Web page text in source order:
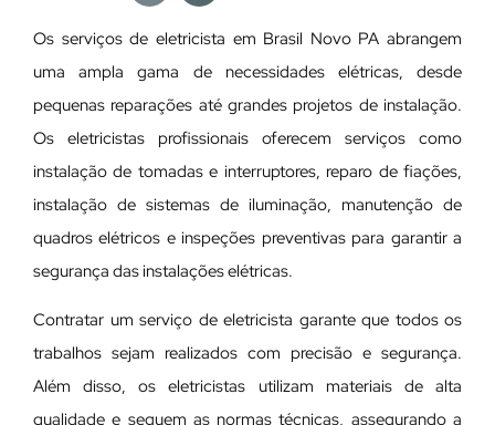
Os serviços de eletricista em Brasil Novo PA abrangem
uma ampla gama de necessidades elétricas, desde
pequenas reparações até grandes projetos de instalação.
Os eletricistas profissionais oferecem serviços como
instalação de tomadas e interruptores, reparo de fiações,
instalação de sistemas de iluminação, manutenção de
quadros elétricos e inspeções preventivas para garantir a
segurança das instalações elétricas.
Contratar um serviço de eletricista garante que todos os
trabalhos sejam realizados com precisão e segurança.
Além disso, os eletricistas utilizam materiais de alta
qualidade e seguem as normas técnicas, assegurando a